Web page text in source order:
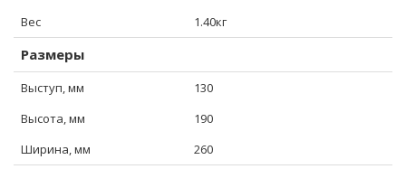
Вес
1.40кг
Размеры
Выступ, мм
130
Высота, мм
190
Ширина, мм
260